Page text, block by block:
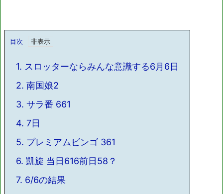
目次
1. スロッターならみんな意識する6月6日
2. 南国娘2
3. サラ番 661
4. 7日
5. プレミアムビンゴ 361
6. 凱旋 当日616前日58？
7. 6/6の結果